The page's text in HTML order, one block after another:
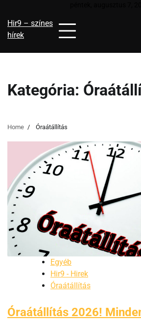
content
Hir9 – színes
hírek
Kategória:
Home Óraátállítás
Egyéb
Hir9 - Hirek
Óraátállítás
Óraátállítás 2026!